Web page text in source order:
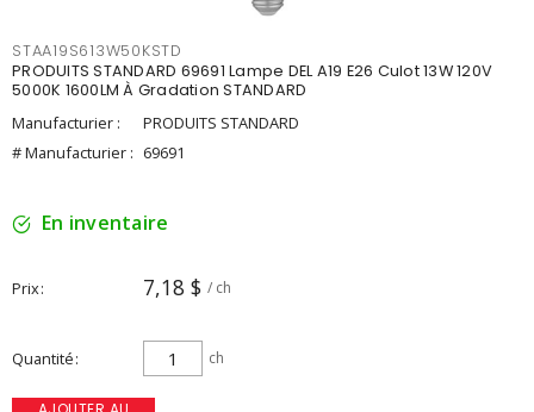
STAA19S613W50KSTD
PRODUITS STANDARD 69691 Lampe DEL A19 E26 Culot 13W 120V
5000K 1600LM À Gradation STANDARD
Manufacturier :
PRODUITS STANDARD
# Manufacturier : 69691
En inventaire
Prix 7,18 $ / ch
Quantité ch